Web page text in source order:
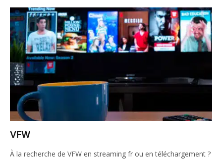
VFW
À la recherche de VFW en streaming fr ou en téléchargement ?